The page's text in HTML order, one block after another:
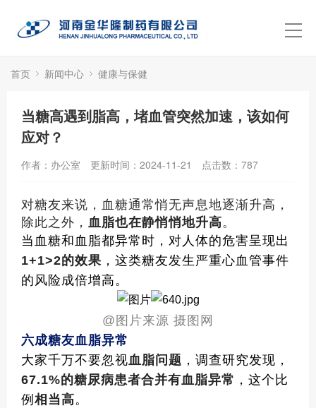
首页 新闻中心 健康与保健
当糖高遇到脂高，堵血管突然加速，该如何
应对？
作者：办公室 更新时间：2024-11-21 点击数： 787
对糖友来说，血糖通常悄无声息地逐渐升高，
除此之外， 血脂也在静悄悄地升高。
当血糖和血脂都异常时，对人体的危害呈现出
1+1>2的效果 ，这类糖友发生严重心血管事件
的风险成倍增高。
@ 图片来源 摄图网
六成糖友血脂异常
大家千万不要忽视血脂问题 ，调查研究发现，
67.1%的糖尿病患者合并有血脂异常 ，这个比
例 相当高。